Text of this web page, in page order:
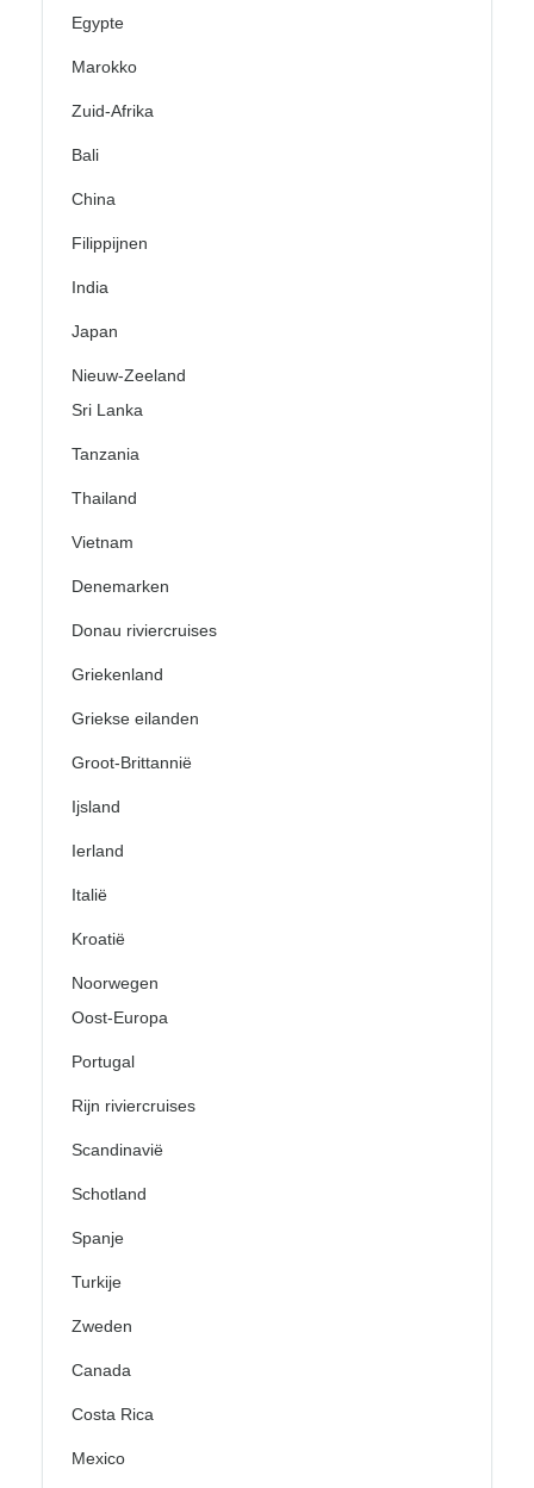
Egypte
Marokko
Zuid-Afrika
Bali
China
Filippijnen
India
Japan
Nieuw-Zeeland
Sri Lanka
Tanzania
Thailand
Vietnam
Denemarken
Donau riviercruises
Griekenland
Griekse eilanden
Groot-Brittannië
Ijsland
Ierland
Italië
Kroatië
Noorwegen
Oost-Europa
Portugal
Rijn riviercruises
Scandinavië
Schotland
Spanje
Turkije
Zweden
Canada
Costa Rica
Mexico